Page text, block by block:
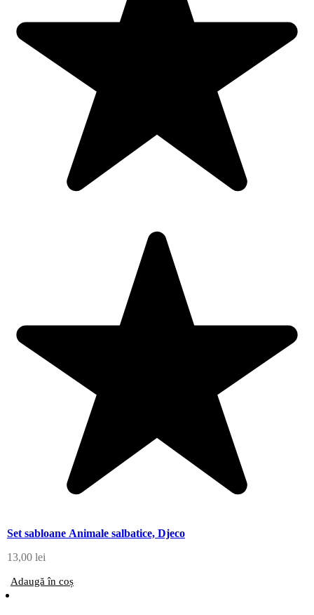
Set sabloane Animale salbatice, Djeco
13,00 lei
Adaugă în coș